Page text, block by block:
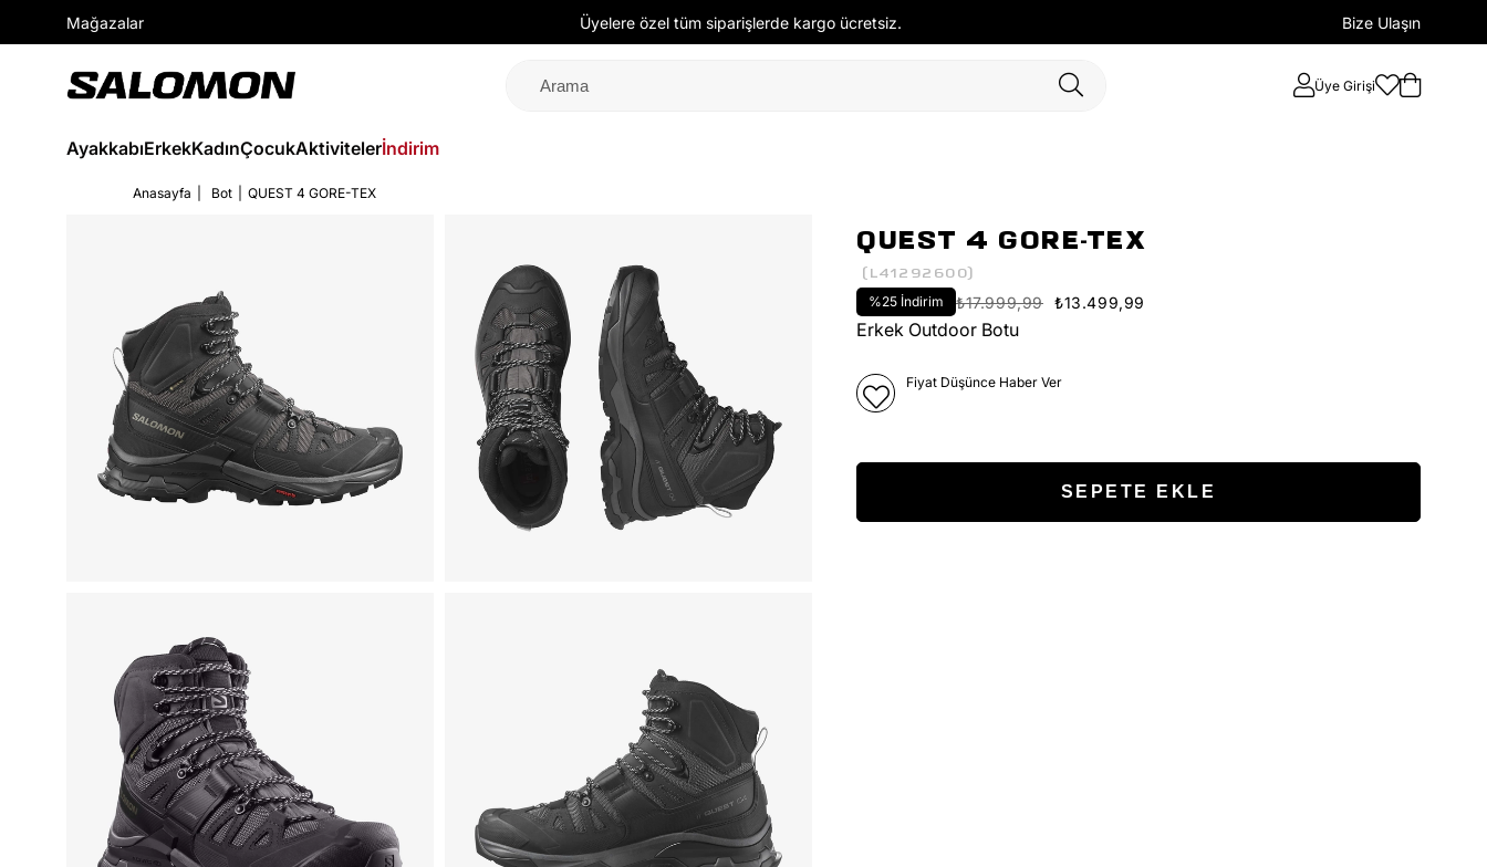
Mağazalar Üyelere özel tüm siparişlerde kargo ücretsiz. Bize Ulaşın
Üye Girişi
AyakkabıErkekKadınÇocukAktivitelerİndirim
Anasayfa Bot QUEST 4 GORE-TEX
QUEST 4 GORE-TEX
(L41292600)
%25 İndirim ₺17.999,99 ₺13.499,99
Erkek Outdoor Botu
Fiyat Düşünce Haber Ver